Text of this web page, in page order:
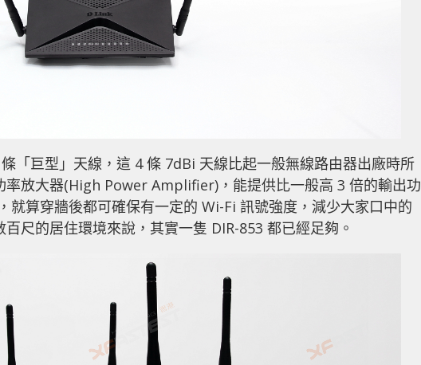
「巨型」天線，這 4 條 7dBi 天線比起一般無線路由器出廠時所
率放大器(High Power Amplifier)，能提供比一般高 3 倍的輸出功
就算穿牆後都可確保有一定的 Wi-Fi 訊號強度，減少大家口中的
百尺的居住環境來說，其實一隻 DIR-853 都已經足夠。